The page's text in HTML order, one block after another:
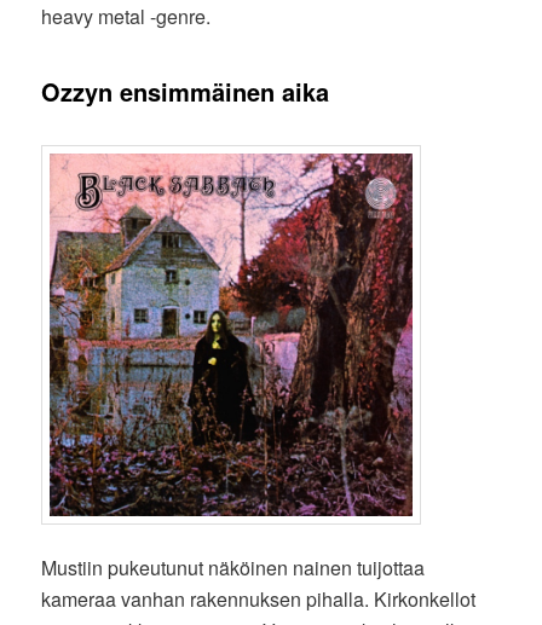
heavy metal -genre.
Ozzyn ensimmäinen aika
Mustiin pukeutunut näköinen nainen tuijottaa
kameraa vanhan rakennuksen pihalla. Kirkonkellot